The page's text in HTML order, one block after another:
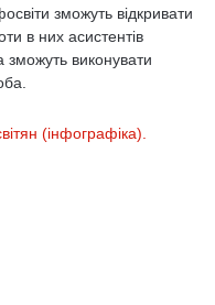
зможуть відкривати
в них асистентів
зможуть виконувати
(інфографіка).